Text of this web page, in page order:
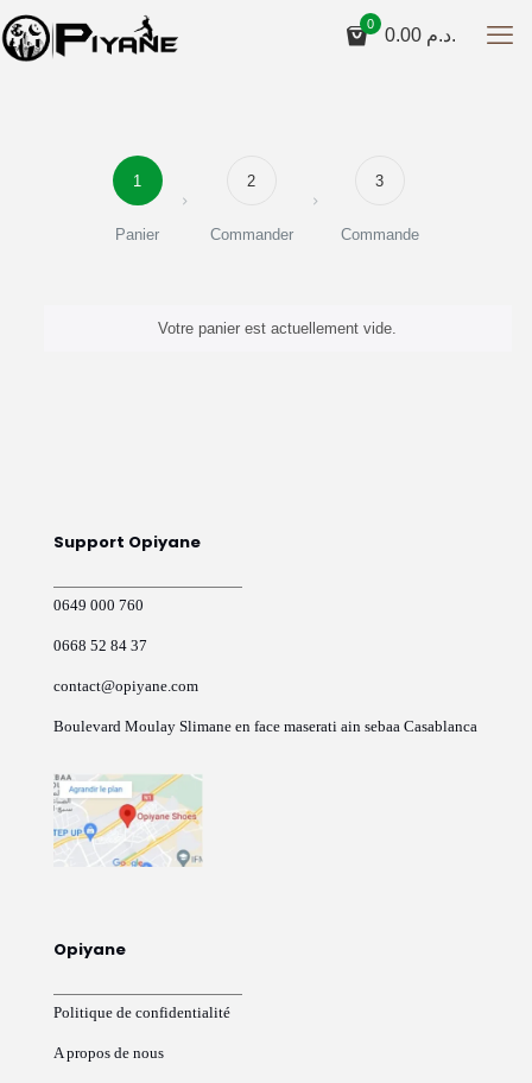
0
0.00 د.م.
1
Panier
2
Commander
3
Commande
Votre panier est actuellement vide.
Support Opiyane
0649 000 760
0668 52 84 37
contact@opiyane.com
Boulevard Moulay Slimane en face maserati ain sebaa Casablanca
Opiyane
Politique de confidentialité
A propos de nous